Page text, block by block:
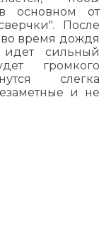
основном от
После
время дождя
сильный
громкого
слегка
и не